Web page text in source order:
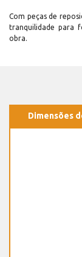
Com peças de
tranquilidade para
obra.
Dimensões